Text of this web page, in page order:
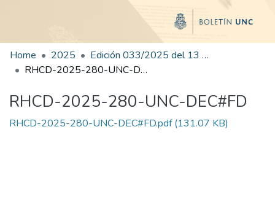
Home 2025
Edición 033/2025 del 13 de agosto de 2025
RHCD-2025-280-UNC-DEC#FD
RHCD-2025-280-UNC-DEC#FD
RHCD-2025-280-UNC-DEC#FD.pdf(131.07 KB)